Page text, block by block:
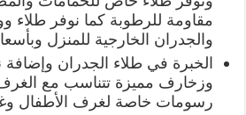
مقاومة للرطوبة كما نوفر طلاء
والجدران الخارجية للمنزل
الخبرة في طلاء الجدران
وزخارف مميزة تتناسب مع الغرف
رسومات خاصة لغرف الأطفال